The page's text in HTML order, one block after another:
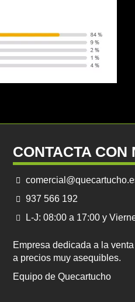
CONTACTA CON
937 566 192
L-J: 08:00 a 17:00 y
Empresa dedicada a la
a precios muy asequibles.
Equipo de Quecartucho